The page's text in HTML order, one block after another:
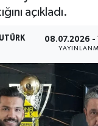
açıkladı.
08.07.2026 -